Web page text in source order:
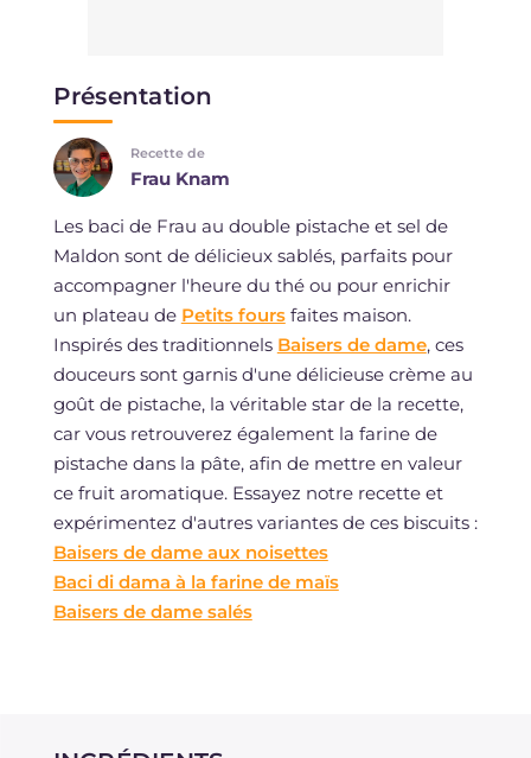
Présentation
Recette de
Frau Knam
Les baci de Frau au double pistache et sel de
Maldon sont de délicieux sablés, parfaits pour
accompagner l'heure du thé ou pour enrichir
un plateau de Petits foursfaites maison.
Inspirés des traditionnels Baisers de dame, ces
douceurs sont garnis d'une délicieuse crème au
goût de pistache, la véritable star de la recette,
car vous retrouverez également la farine de
pistache dans la pâte, afin de mettre en valeur
ce fruit aromatique. Essayez notre recette et
expérimentez d'autres variantes de ces biscuits :
Baisers de dame aux noisettes
Baci di dama à la farine de maïs
Baisers de dame salés